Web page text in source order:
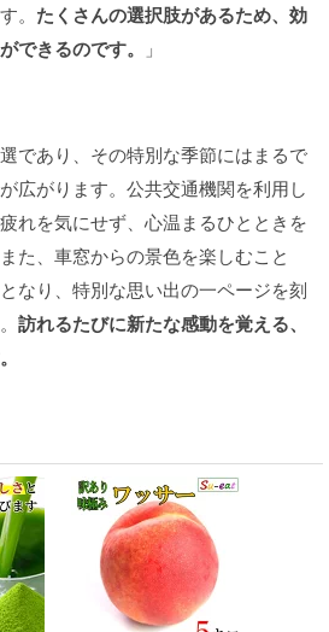
。 たくさんの選択肢があるため、効
できるのです。
」
であり、その特別な季節にはまるで
広がります。公共交通機関を利用し
れを気にせず、心温まるひとときを
た、車窓からの景色を楽しむこと
なり、特別な思い出の一ページを刻
訪れるたびに新たな感動を覚える、